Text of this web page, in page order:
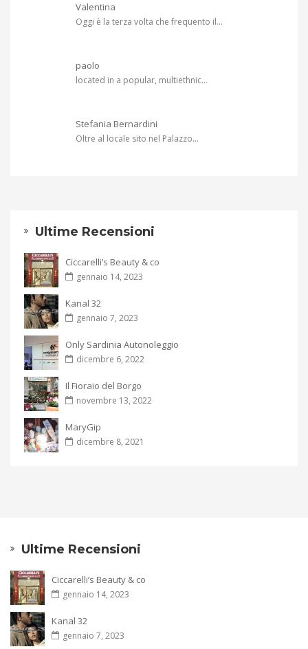
Valentina
Oggi è la terza volta che frequento il...
paolo
located in a popular, multiethnic...
Stefania Bernardini
Oltre al locale sito nel Palazzo...
Ultime Recensioni
Ciccarelli’s Beauty & co
gennaio 14, 2023
Kanal 32
gennaio 7, 2023
Only Sardinia Autonoleggio
dicembre 6, 2022
Il Fioraio del Borgo
novembre 13, 2022
MaryGip
dicembre 8, 2021
Ultime Recensioni
Ciccarelli’s Beauty & co
gennaio 14, 2023
Kanal 32
gennaio 7, 2023